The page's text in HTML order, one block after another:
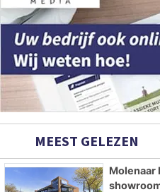
MEEST GELEZEN
Molenaar